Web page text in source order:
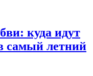
куда идут
самый летний